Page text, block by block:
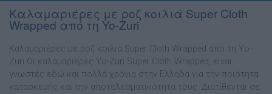
Καλαμαριέρες με ροζ κοιλιά Super Cloth
Wrapped από τη Yo-Zuri
Καλαμαριέρες με ροζ κοιλιά Super Cloth Wrapped από τη Yo-
Zuri Οι καλαµαριέρες Yo-Zuri Super Cloth Wrapped, είναι
γνωστές εδώ και πολλά χρόνια στην Ελλάδα για την ποιότητα
κατασκευής και την αποτελεσµατικότητα τους. ∆ιατίθενται σε